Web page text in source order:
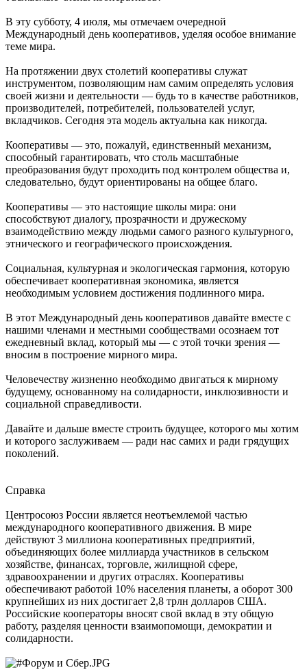
В эту субботу, 4 июля, мы отмечаем очередной
Международный день кооперативов, уделяя особое внимание
теме мира.
На протяжении двух столетий кооперативы служат
инструментом, позволяющим нам самим определять условия
своей жизни и деятельности — будь то в качестве работников,
производителей, потребителей, пользователей услуг,
вкладчиков. Сегодня эта модель актуальна как никогда.
Кооперативы — это, пожалуй, единственный механизм,
способный гарантировать, что столь масштабные
преобразования будут проходить под контролем общества и,
следовательно, будут ориентированы на общее благо.
Кооперативы — это настоящие школы мира: они
способствуют диалогу, прозрачности и дружескому
взаимодействию между людьми самого разного культурного,
этнического и географического происхождения.
Социальная, культурная и экологическая гармония, которую
обеспечивает кооперативная экономика, является
необходимым условием достижения подлинного мира.
В этот Международный день кооперативов давайте вместе с
нашими членами и местными сообществами осознаем тот
ежедневный вклад, который мы — с этой точки зрения —
вносим в построение мирного мира.
Человечеству жизненно необходимо двигаться к мирному
будущему, основанному на солидарности, инклюзивности и
социальной справедливости.
Давайте и дальше вместе строить будущее, которого мы хотим
и которого заслуживаем — ради нас самих и ради грядущих
поколений.
Справка
Центросоюз России является неотъемлемой частью
международного кооперативного движения. В мире
действуют 3 миллиона кооперативных предприятий,
объединяющих более миллиарда участников в сельском
хозяйстве, финансах, торговле, жилищной сфере,
здравоохранении и других отраслях. Кооперативы
обеспечивают работой 10% населения планеты, а оборот 300
крупнейших из них достигает 2,8 трлн долларов США.
Российские кооператоры вносят свой вклад в эту общую
работу, разделяя ценности взаимопомощи, демократии и
солидарности.